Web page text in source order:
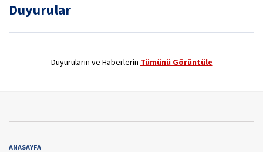
Duyurular
Duyuruların ve Haberlerin Tümünü Görüntüle
ANASAYFA